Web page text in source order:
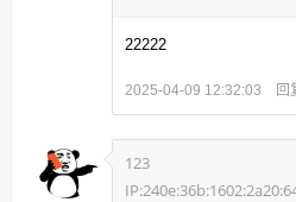
22222
2025-04-09 12:32:03 回
123